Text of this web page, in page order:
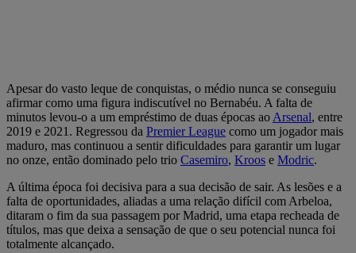
Apesar do vasto leque de conquistas, o médio nunca se conseguiu
afirmar como uma figura indiscutível no Bernabéu. A falta de
minutos levou-o a um empréstimo de duas épocas ao Arsenal, entre
2019 e 2021. Regressou da Premier League como um jogador mais
maduro, mas continuou a sentir dificuldades para garantir um lugar
no onze, então dominado pelo trio Casemiro, Kroos e Modric.
A última época foi decisiva para a sua decisão de sair. As lesões e a
falta de oportunidades, aliadas a uma relação difícil com Arbeloa,
ditaram o fim da sua passagem por Madrid, uma etapa recheada de
títulos, mas que deixa a sensação de que o seu potencial nunca foi
totalmente alcançado.